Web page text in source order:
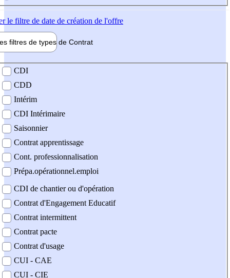
le filtre de date de création de l'offre
filtres de types de Contrat
contrat
CDI
CDD
Intérim
CDI Intérimaire
Saisonnier
Contrat apprentissage
Cont. professionnalisation
Prépa.opérationnel.emploi
CDI de chantier ou d'opération
Contrat d'Engagement Educatif
Contrat intermittent
Contrat pacte
Contrat d'usage
CUI - CAE
CUI - CIE